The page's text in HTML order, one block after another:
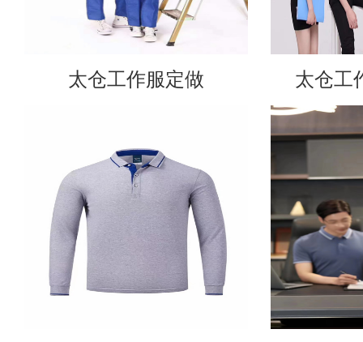
太仓工作服定做 太仓工